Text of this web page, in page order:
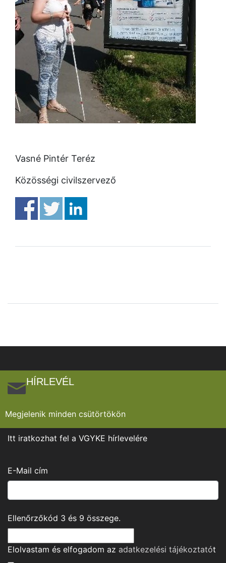
Vasné Pintér Teréz
Közösségi civilszervező
HÍRLEVÉL
Megjelenik minden csütörtökön
Itt iratkozhat fel a VGYKE hírlevelére
E-Mail cím
Ellenőrzőkód 3 és 9 összege.
Elolvastam és elfogadom az adatkezelési tájékoztatót